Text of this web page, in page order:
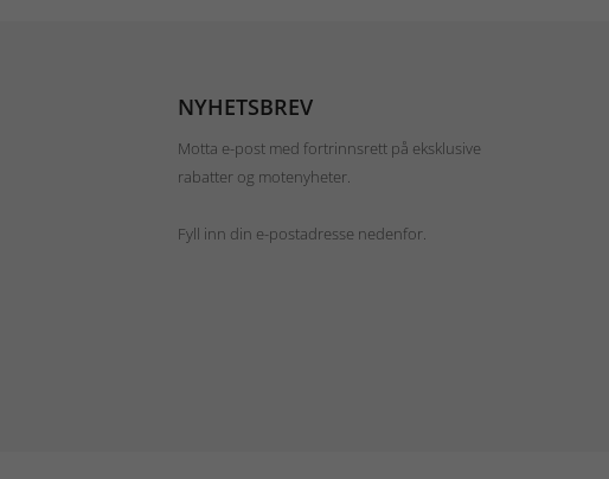
NYHETSBREV
Motta e-post med fortrinnsrett på eksklusive
rabatter og motenyheter.
Fyll inn din e-postadresse nedenfor.